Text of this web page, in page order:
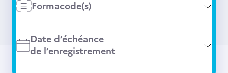
Formacode(s)
Date d’échéance
de l’enregistrement